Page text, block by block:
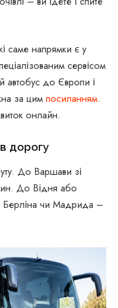
саме напрямки є у
сервісом
автобус до Європи і
за цим посиланням.
онлайн.
в дорогу
До Варшави зі
До Відня або
чи Мадрида –